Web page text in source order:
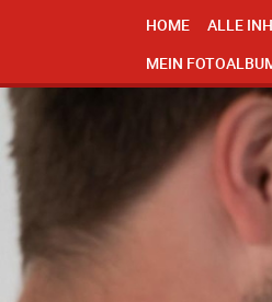
HOME ALLE
MEIN